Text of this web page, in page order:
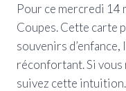
Pour ce mercredi 14
Coupes. Cette carte
souvenirs
réconfortant. Si
suivez cette